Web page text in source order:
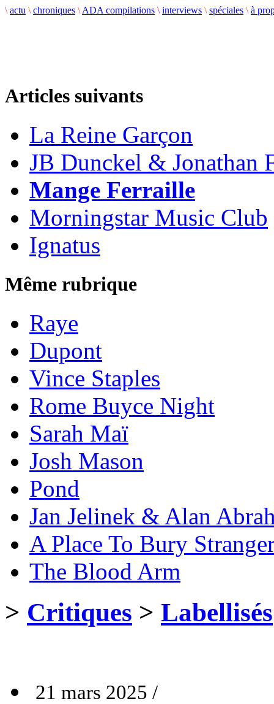
\ actu \ chroniques \ ADA compilations \ interviews \ spéciales \ à
Articles suivants
La Reine Garçon
JB Dunckel & Jonathan
Mange Ferraille
Morningstar Music Club
Ignatus
Même rubrique
Raye
Dupont
Vince Staples
Rome Buyce Night
Sarah Maï
Josh Mason
Pond
Jan Jelinek & Alan
A Place To Bury
The Blood Arm
> Critiques > Labellisés
21 mars 2025 /